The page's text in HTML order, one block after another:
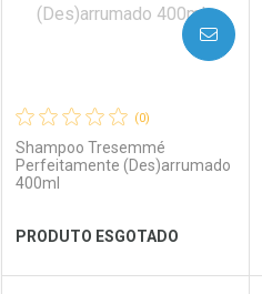
Ver Desconto Convênio
(0)
Shampoo Tresemmé
Perfeitamente (Des)arrumado
400ml
PRODUTO ESGOTADO
AVISE-ME